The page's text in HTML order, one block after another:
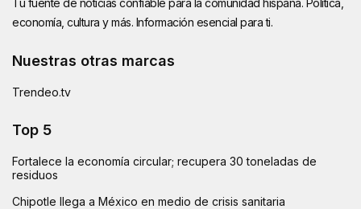
Tu fuente de noticias confiable para la comunidad hispana. Política,
economía, cultura y más. Información esencial para ti.
Nuestras otras marcas
Trendeo.tv
Top 5
Fortalece la economía circular; recupera 30 toneladas de
residuos
Chipotle llega a México en medio de crisis sanitaria